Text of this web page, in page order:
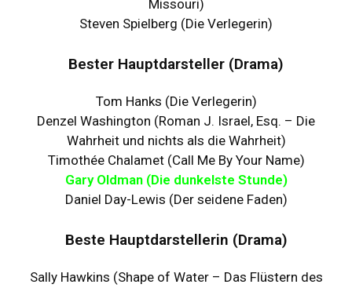
Missouri)
Steven Spielberg (Die Verlegerin)
Bester Hauptdarsteller (Drama)
Tom Hanks (Die Verlegerin)
Denzel Washington (Roman J. Israel, Esq. – Die
Wahrheit und nichts als die Wahrheit)
Timothée Chalamet (Call Me By Your Name)
Gary Oldman (Die dunkelste Stunde)
Daniel Day-Lewis (Der seidene Faden)
Beste Hauptdarstellerin (Drama)
Sally Hawkins (Shape of Water – Das Flüstern des